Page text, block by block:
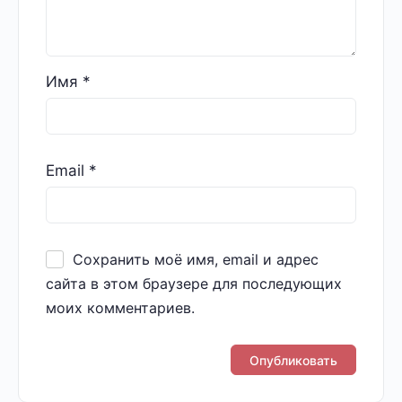
Имя *
Email *
Сохранить моё имя, email и адрес
сайта в этом браузере для последующих
моих комментариев.